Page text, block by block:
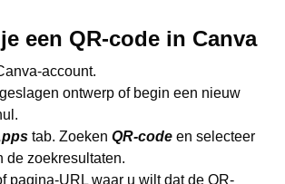
een QR-code in Canva
account.
ontwerp of begin een nieuw
tab. Zoeken QR-code en selecteer
de zoekresultaten.
pagina-URL waar u wilt dat de QR-